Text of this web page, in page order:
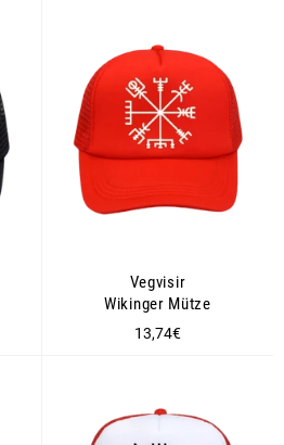
Vegvisir
Wikinger Mütze
Normaler
13,74€